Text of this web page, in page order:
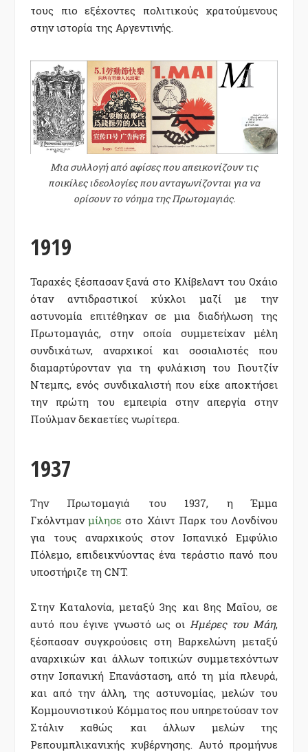
τους πιο εξέχοντες πολιτικούς κρατούμενους
στην ιστορία της Αργεντινής.
Μια συλλογή από αφίσες που απεικονίζουν τις
ποικίλες ιδεολογίες που ανταγωνίζονται για να
ορίσουν το νόημα της Πρωτομαγιάς.
1919
Ταραχές ξέσπασαν ξανά στο Κλίβελαντ του Οχάιο
όταν αντιδραστικοί κύκλοι μαζί με την
αστυνομία επιτέθηκαν σε μια διαδήλωση της
Πρωτομαγιάς, στην οποία συμμετείχαν μέλη
συνδικάτων, αναρχικοί και σοσιαλιστές που
διαμαρτύρονταν για τη φυλάκιση του Γιουτζίν
Ντεμπς, ενός συνδικαλιστή που είχε αποκτήσει
την πρώτη του εμπειρία στην απεργία στην
Πούλμαν δεκαετίες νωρίτερα.
1937
Την Πρωτομαγιά του 1937, η Έμμα
Γκόλντμανμίλησε στο Χάιντ Παρκ του Λονδίνου
για τους αναρχικούς στον Ισπανικό Εμφύλιο
Πόλεμο, επιδεικνύοντας ένα τεράστιο πανό που
υποστήριζε τη CNT.
Στην Καταλονία, μεταξύ 3ης και 8ης Μαΐου, σε
αυτό που έγινε γνωστό ως οι Ημέρες του Μάη,
ξέσπασαν συγκρούσεις στη Βαρκελώνη μεταξύ
αναρχικών και άλλων τοπικών συμμετεχόντων
στην Ισπανική Επανάσταση, από τη μία πλευρά,
και από την άλλη, της αστυνομίας, μελών του
Κομμουνιστικού Κόμματος που υπηρετούσαν τον
Στάλιν καθώς και άλλων μελών της
Ρεπουμπλικανικής κυβέρνησης. Αυτό προμήνυε